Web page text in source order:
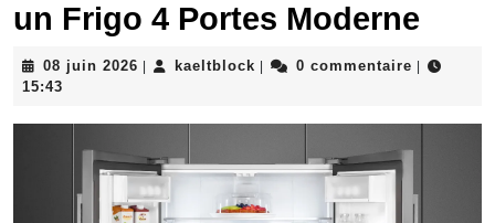
un Frigo 4 Portes Moderne
08 juin 2026 08
kaeltblock kaeltblock0 commentaire
15:43